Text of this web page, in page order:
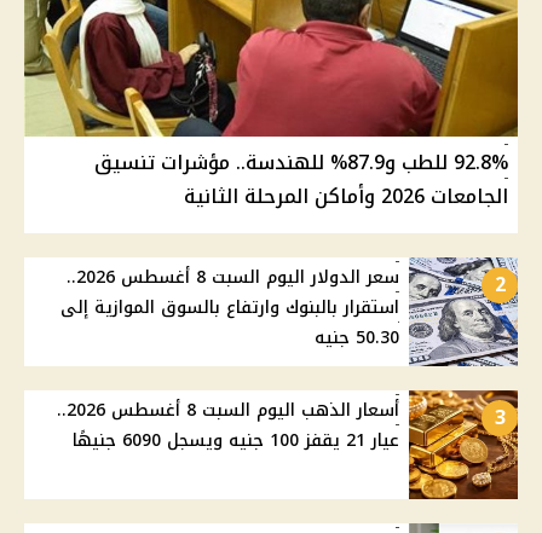
92.8% للطب و87.9% للهندسة.. مؤشرات تنسيق
الجامعات 2026 وأماكن المرحلة الثانية
2
سعر الدولار اليوم السبت 8 أغسطس 2026..
استقرار بالبنوك وارتفاع بالسوق الموازية إلى
50.30 جنيه
3
أسعار الذهب اليوم السبت 8 أغسطس 2026..
عيار 21 يقفز 100 جنيه ويسجل 6090 جنيهًا